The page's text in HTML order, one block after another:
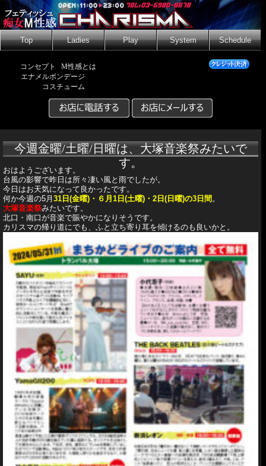
Top Ladies Play System Schedule
コンセプト
M性感とは
エナメルボンデージ
コスチューム
今週金曜/土曜/日曜は、大塚音楽祭みたいで
す。
おはようございます。
台風の影響で昨日は所々凄い風と雨でしたが。
今日はお天気になって良かったです。
何か今週の5月 31日(金曜)・６月1日(土曜)・2日(日曜)の3日間 。
大塚音楽祭みたいです。
北口・南口が音楽で賑やかになりそうです。
カリスマの帰り道にでも、ふと立ち寄り耳を傾けるのも良いかと。